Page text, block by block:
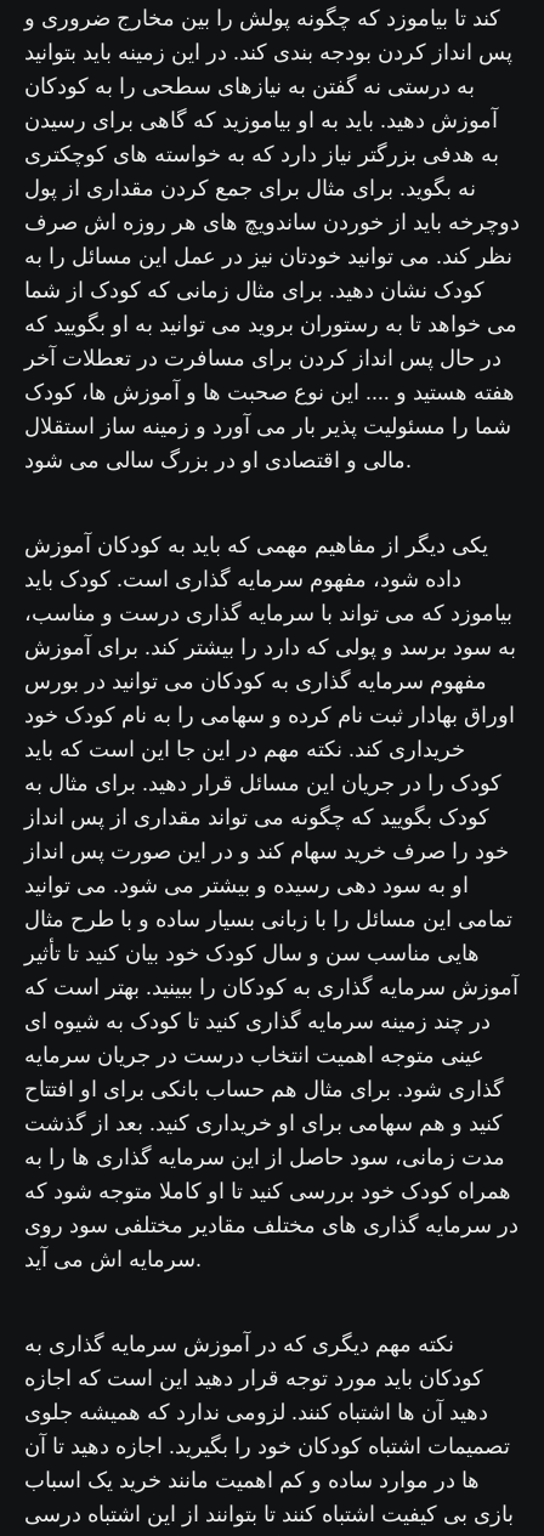
کند تا بیاموزد که چگونه پولش را بین مخارج ضروری و
پس انداز کردن بودجه بندی کند. در این زمینه باید بتوانید
به درستی نه گفتن به نیازهای سطحی را به کودکان
آموزش دهید. باید به او بیاموزید که گاهی برای رسیدن
به هدفی بزرگتر نیاز دارد که به خواسته های کوچکتری
نه بگوید. برای مثال برای جمع کردن مقداری از پول
دوچرخه باید از خوردن ساندویچ های هر روزه اش صرف
نظر کند. می توانید خودتان نیز در عمل این مسائل را به
کودک نشان دهید. برای مثال زمانی که کودک از شما
می خواهد تا به رستوران بروید می توانید به او بگویید که
در حال پس انداز کردن برای مسافرت در تعطلات آخر
هفته هستید و …. این نوع صحبت ها و آموزش ها، کودک
شما را مسئولیت پذیر بار می آورد و زمینه ساز استقلال
مالی و اقتصادی او در بزرگ سالی می شود.
یکی دیگر از مفاهیم مهمی که باید به کودکان آموزش
داده شود، مفهوم سرمایه گذاری است. کودک باید
بیاموزد که می تواند با سرمایه گذاری درست و مناسب،
به سود برسد و پولی که دارد را بیشتر کند. برای آموزش
مفهوم سرمایه گذاری به کودکان می توانید در بورس
اوراق بهادار ثبت نام کرده و سهامی را به نام کودک خود
خریداری کند. نکته مهم در این جا این است که باید
کودک را در جریان این مسائل قرار دهید. برای مثال به
کودک بگویید که چگونه می تواند مقداری از پس انداز
خود را صرف خرید سهام کند و در این صورت پس انداز
او به سود دهی رسیده و بیشتر می شود. می توانید
تمامی این مسائل را با زبانی بسیار ساده و با طرح مثال
هایی مناسب سن و سال کودک خود بیان کنید تا تأثیر
آموزش سرمایه گذاری به کودکان را ببینید. بهتر است که
در چند زمینه سرمایه گذاری کنید تا کودک به شیوه ای
عینی متوجه اهمیت انتخاب درست در جریان سرمایه
گذاری شود. برای مثال هم حساب بانکی برای او افتتاح
کنید و هم سهامی برای او خریداری کنید. بعد از گذشت
مدت زمانی، سود حاصل از این سرمایه گذاری ها را به
همراه کودک خود بررسی کنید تا او کاملا متوجه شود که
در سرمایه گذاری های مختلف مقادیر مختلفی سود روی
سرمایه اش می آید.
نکته مهم دیگری که در آموزش سرمایه گذاری به
کودکان باید مورد توجه قرار دهید این است که اجازه
دهید آن ها اشتباه کنند. لزومی ندارد که همیشه جلوی
تصمیمات اشتباه کودکان خود را بگیرید. اجازه دهید تا آن
ها در موارد ساده و کم اهمیت مانند خرید یک اسباب
بازی بی کیفیت اشتباه کنند تا بتوانند از این اشتباه درسی